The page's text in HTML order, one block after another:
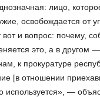
лицо,
освобождается от
вот и вопрос: почему,
это, а в другом
к прокуратуре
[в отношении
используется», —